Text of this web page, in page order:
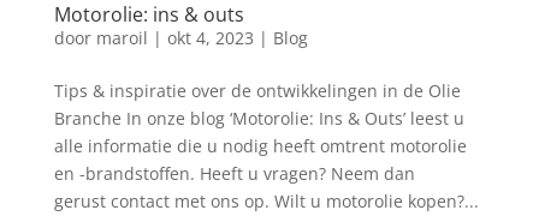
Motorolie: ins & outs
door maroil | okt 4, 2023 | Blog
Tips & inspiratie over de ontwikkelingen in de Olie
Branche In onze blog ‘Motorolie: Ins & Outs’ leest u
alle informatie die u nodig heeft omtrent motorolie
en -brandstoffen. Heeft u vragen? Neem dan
gerust contact met ons op. Wilt u motorolie kopen?...